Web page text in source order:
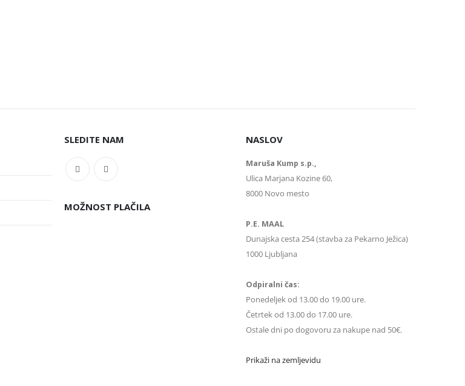
SLEDITE NAM
MOŽNOST PLAČILA
NASLOV
Maruša Kump s.p.,
Ulica Marjana Kozine 60,
8000 Novo mesto
P.E. MAAL
Dunajska cesta 254 (stavba za Pekarno Ježica)
1000 Ljubljana
Odpiralni čas:
Ponedeljek od 13.00 do 19.00 ure.
Četrtek od 13.00 do 17.00 ure.
Ostale dni po dogovoru za nakupe nad 50€.
Prikaži na zemljevidu